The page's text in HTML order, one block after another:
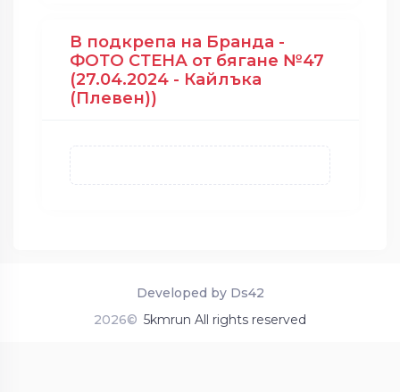
В подкрепа на Бранда -
ФОТО СТЕНА от бягане №47
(27.04.2024 - Кайлъка
(Плевен))
2026© 5kmrun All rights reserved
Developed by Ds42